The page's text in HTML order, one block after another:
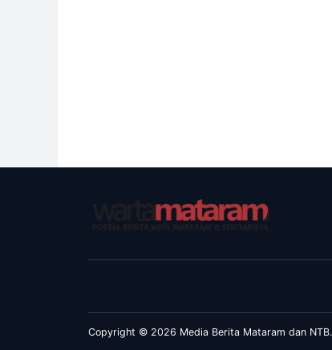
Copyright © 2026 Media Berita Mataram dan